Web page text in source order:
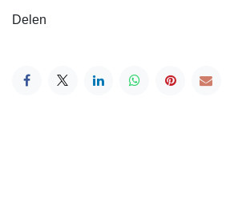
Delen